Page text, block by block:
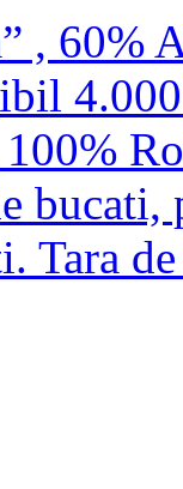
, 60%
100%
bucati,
Tara